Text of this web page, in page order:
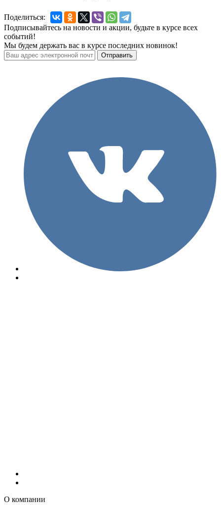
Поделиться:
Подписывайтесь на новости и акции, будьте в курсе всех
событий!
Мы будем держать вас в курсе последних новинок!
О компании